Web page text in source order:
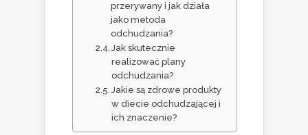
przerywany i jak działa
jako metoda
odchudzania?
Jak skutecznie
realizować plany
odchudzania?
Jakie są zdrowe produkty
w diecie odchudzającej i
ich znaczenie?